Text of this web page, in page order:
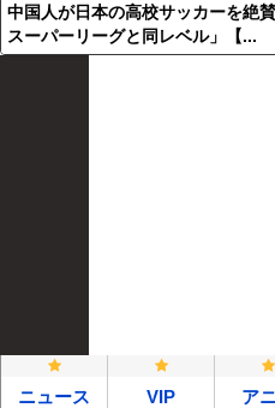
中国人が日本の高校サッカーを絶
スーパーリーグと同レベル」【...
ニュース VIP ア